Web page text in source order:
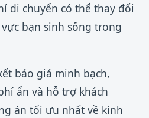
di chuyển có thể thay đổi
bạn sinh sống trong
báo giá minh bạch,
ẩn và hỗ trợ khách
án tối ưu nhất về kinh